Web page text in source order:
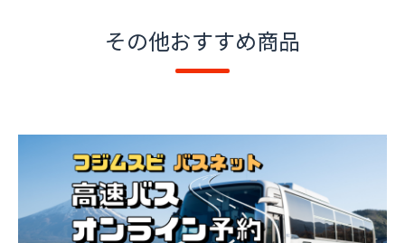
その他おすすめ商品